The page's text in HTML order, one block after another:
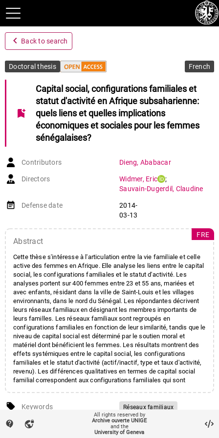
navigate_before Back to search
Doctoral thesis French
bookmark_add
Capital social, configurations familiales et
statut d'activité en Afrique subsaharienne:
quels liens et quelles implications
économiques et sociales pour les femmes
sénégalaises?
Contributors Dieng, Ababacar
Directors Widmer, Eric
;
Sauvain-Dugerdil , Claudine
event_note Defense date
2014-
03-13
Abstract
Cette thèse s'intéresse à l'articulation entre la vie familiale et celle
active des femmes en Afrique. Elle analyse les liens entre le capital
social, les configurations familiales et le statut d'activité. Les
analyses portent sur 400 femmes entre 23 et 55 ans, mariées et
avec enfants, résidant dans la ville de Saint-Louis et les villages
environnants, dans le nord du Sénégal. Les répondantes décrivent
leurs réseaux familiaux en désignant les membres importants de
leurs familles. Les réseaux familiaux sont regroupés en
configurations familiales en fonction de leur similarité, tandis que le
niveau de capital social est déterminé par le soutien moral et
matériel dont bénéficient les femmes. Les résultats montrent des
effets systémiques entre le capital social, les configurations
familiales et le statut d'activité (actif/inactif, type et taux d'activité,
revenu). Les différences qualitatives en termes de capital social
familial correspondent aux configurations familiales qui sont
FRE
local_offer Keywords
Réseaux familiaux
Capital social
Configurations familiales
account_balance Affiliation entities
Faculté des sciences de la
société/
contact_support vpn_lock
All rights reserved by
Archive ouverte UNIGE
and the
University of Geneva